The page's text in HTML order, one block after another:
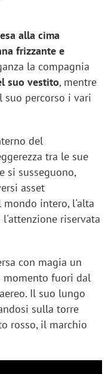
alla cima
frizzante e
la compagnia
suo vestito, mentre
suo percorso i vari
del
tra le sue
si susseguono,
asset
mondo intero, l'alta
riservata
con magia un
momento fuori dal
Il suo lungo
sulla torre
rosso, il marchio